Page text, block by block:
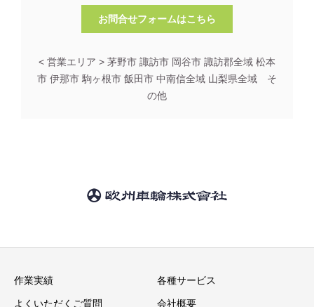
お問合せフォームはこちら
< 営業エリア > 茅野市 諏訪市 岡谷市 諏訪郡全域 松本
市 伊那市 駒ヶ根市 飯田市 中南信全域 山梨県全域 そ
の他
作業実績 各種サービス
よくいただくご質問 会社概要